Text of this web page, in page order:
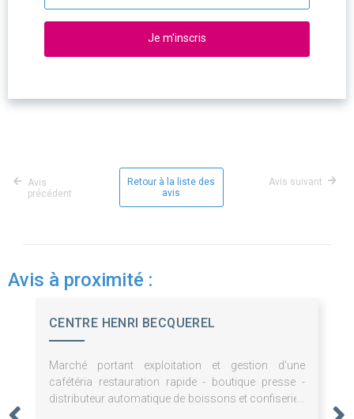
Je m'inscris
Avis
précédent
Retour à la liste des
avis
Avis suivant
Avis à proximité :
CENTRE HENRI BECQUEREL
Marché portant exploitation et gestion d'une
cafétéria restauration rapide - boutique presse -
distributeur automatique de boissons et confiseries